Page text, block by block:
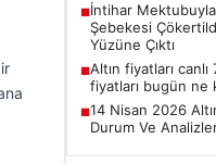
■İntihar
Şebekesi
Yüzüne Çıktı
■Altın fiyatları
fiyatları bugün ne
■14 Nisan 2026
Durum Ve